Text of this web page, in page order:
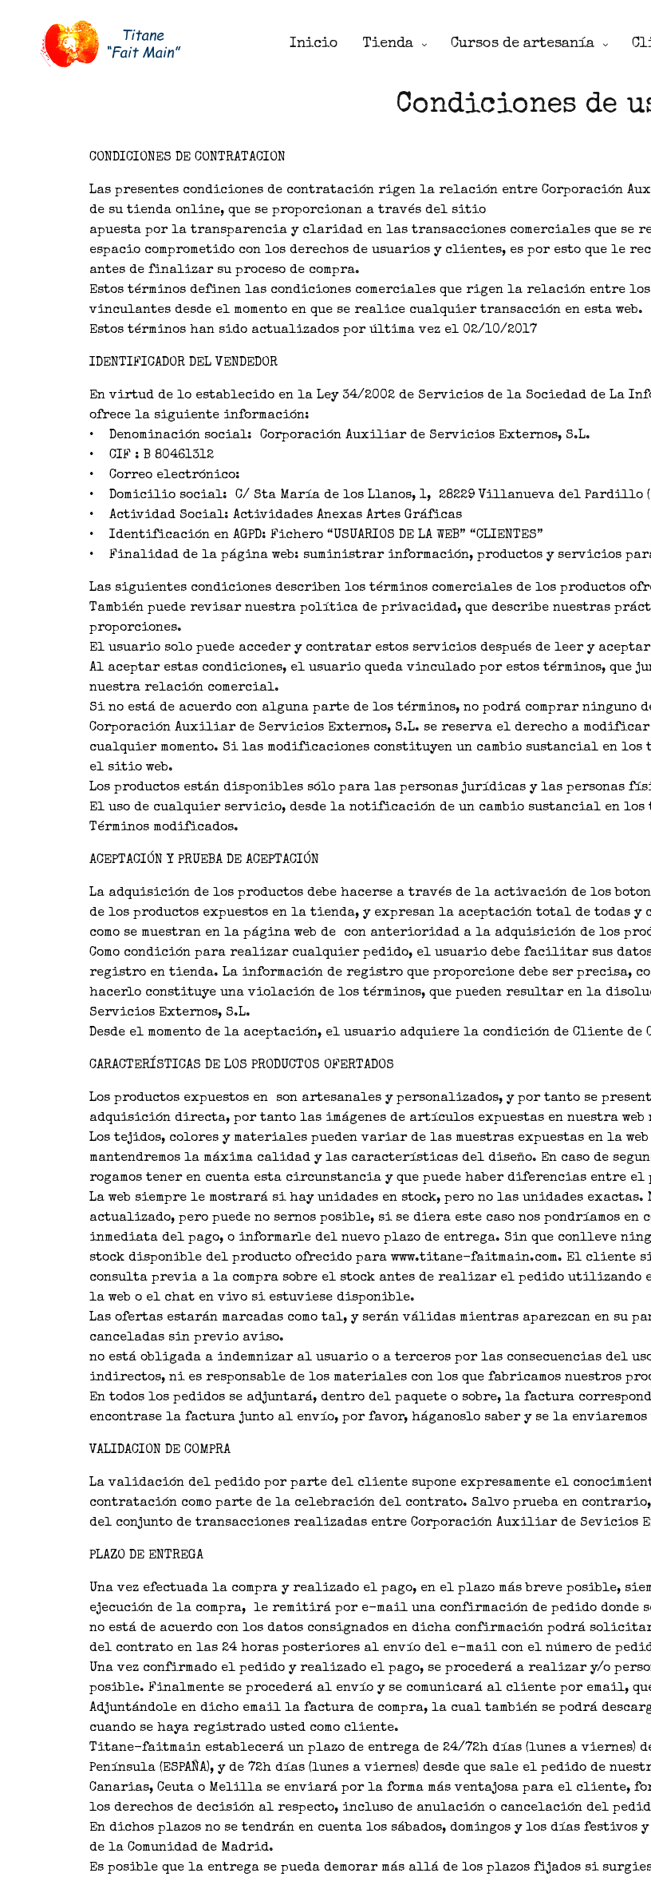
Inicio Tienda Cursos de artesanía
Condiciones de
CONDICIONES DE CONTRATACION
Las presentes condiciones de contratación rigen la relación entre Corporación
de su tienda online, que se proporcionan a través del sitio
apuesta por la transparencia y claridad en las transacciones comerciales que se
espacio comprometido con los derechos de usuarios y clientes, es por esto que le
antes de finalizar su proceso de compra.
Estos términos definen las condiciones comerciales que rigen la relación entre
vinculantes desde el momento en que se realice cualquier transacción en esta web.
Estos términos han sido actualizados por última vez el 02/10/2017
IDENTIFICADOR DEL VENDEDOR
En virtud de lo establecido en la Ley 34/2002 de Servicios de la Sociedad de La
ofrece la siguiente información:
• Denominación social: Corporación Auxiliar de Servicios Externos, S.L.
• CIF : B 80461312
• Correo electrónico:
• Domicilio social: C/ Sta María de los Llanos, 1, 28229 Villanueva del Pardillo
• Actividad Social: Actividades Anexas Artes Gráficas
• Identificación en AGPD: Fichero “USUARIOS DE LA WEB” “CLIENTES”
• Finalidad de la página web: suministrar información, productos y servicios
Las siguientes condiciones describen los términos comerciales de los productos
También puede revisar nuestra política de privacidad, que describe nuestras
proporciones.
El usuario solo puede acceder y contratar estos servicios después de leer y
Al aceptar estas condiciones, el usuario queda vinculado por estos términos,
nuestra relación comercial.
Si no está de acuerdo con alguna parte de los términos, no podrá comprar ninguno
Corporación Auxiliar de Servicios Externos, S.L. se reserva el derecho a
cualquier momento. Si las modificaciones constituyen un cambio sustancial en
el sitio web.
Los productos están disponibles sólo para las personas jurídicas y las personas
El uso de cualquier servicio, desde la notificación de un cambio sustancial en
Términos modificados.
ACEPTACIÓN Y PRUEBA DE ACEPTACIÓN
La adquisición de los productos debe hacerse a través de la activación de los
de los productos expuestos en la tienda, y expresan la aceptación total de todas y
como se muestran en la página web de con anterioridad a la adquisición de los
Como condición para realizar cualquier pedido, el usuario debe facilitar sus
registro en tienda. La información de registro que proporcione debe ser precisa,
hacerlo constituye una violación de los términos, que pueden resultar en la
Servicios Externos, S.L.
Desde el momento de la aceptación, el usuario adquiere la condición de Cliente
CARACTERÍSTICAS DE LOS PRODUCTOS OFERTADOS
Los productos expuestos en son artesanales y personalizados, y por tanto se
adquisición directa, por tanto las imágenes de artículos expuestas en nuestra web
Los tejidos, colores y materiales pueden variar de las muestras expuestas en la
mantendremos la máxima calidad y las características del diseño. En caso de
rogamos tener en cuenta esta circunstancia y que puede haber diferencias entre
La web siempre le mostrará si hay unidades en stock, pero no las unidades
actualizado, pero puede no sernos posible, si se diera este caso nos pondríamos
inmediata del pago, o informarle del nuevo plazo de entrega. Sin que conlleve
stock disponible del producto ofrecido para www.titane-faitmain.com. El cliente
consulta previa a la compra sobre el stock antes de realizar el pedido
la web o el chat en vivo si estuviese disponible.
Las ofertas estarán marcadas como tal, y serán válidas mientras aparezcan en su
canceladas sin previo aviso.
no está obligada a indemnizar al usuario o a terceros por las consecuencias del
indirectos, ni es responsable de los materiales con los que fabricamos nuestros
En todos los pedidos se adjuntará, dentro del paquete o sobre, la factura
encontrase la factura junto al envío, por favor, háganoslo saber y se la
VALIDACION DE COMPRA
La validación del pedido por parte del cliente supone expresamente el
contratación como parte de la celebración del contrato. Salvo prueba en
del conjunto de transacciones realizadas entre Corporación Auxiliar de Sevicios
PLAZO DE ENTREGA
Una vez efectuada la compra y realizado el pago, en el plazo más breve posible,
ejecución de la compra, le remitirá por e-mail una confirmación de pedido donde
no está de acuerdo con los datos consignados en dicha confirmación podrá
del contrato en las 24 horas posteriores al envío del e-mail con el número de
Una vez confirmado el pedido y realizado el pago, se procederá a realizar y/o
posible. Finalmente se procederá al envío y se comunicará al cliente por email,
Adjuntándole en dicho email la factura de compra, la cual también se podrá
cuando se haya registrado usted como cliente.
Titane-faitmain establecerá un plazo de entrega de 24/72h días (lunes a viernes)
Península (ESPAÑA), y de 72h días (lunes a viernes) desde que sale el pedido de
Canarias, Ceuta o Melilla se enviará por la forma más ventajosa para el cliente,
los derechos de decisión al respecto, incluso de anulación o cancelación del
En dichos plazos no se tendrán en cuenta los sábados, domingos y los días
de la Comunidad de Madrid.
Es posible que la entrega se pueda demorar más allá de los plazos fijados si